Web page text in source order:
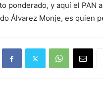
ponderado, y aquí el PAN
Álvarez Monje, es quien